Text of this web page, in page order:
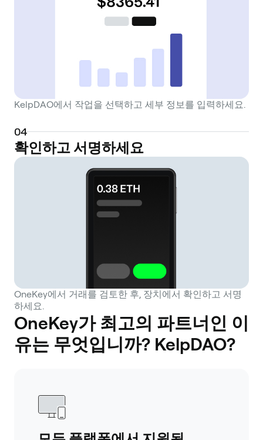
KelpDAO에서 작업을 선택하고 세부 정보를 입력하세요.
04
확인하고 서명하세요
OneKey에서 거래를 검토한 후, 장치에서 확인하고 서명
하세요.
OneKey가 최고의 파트너인 이
유는 무엇입니까? KelpDAO?